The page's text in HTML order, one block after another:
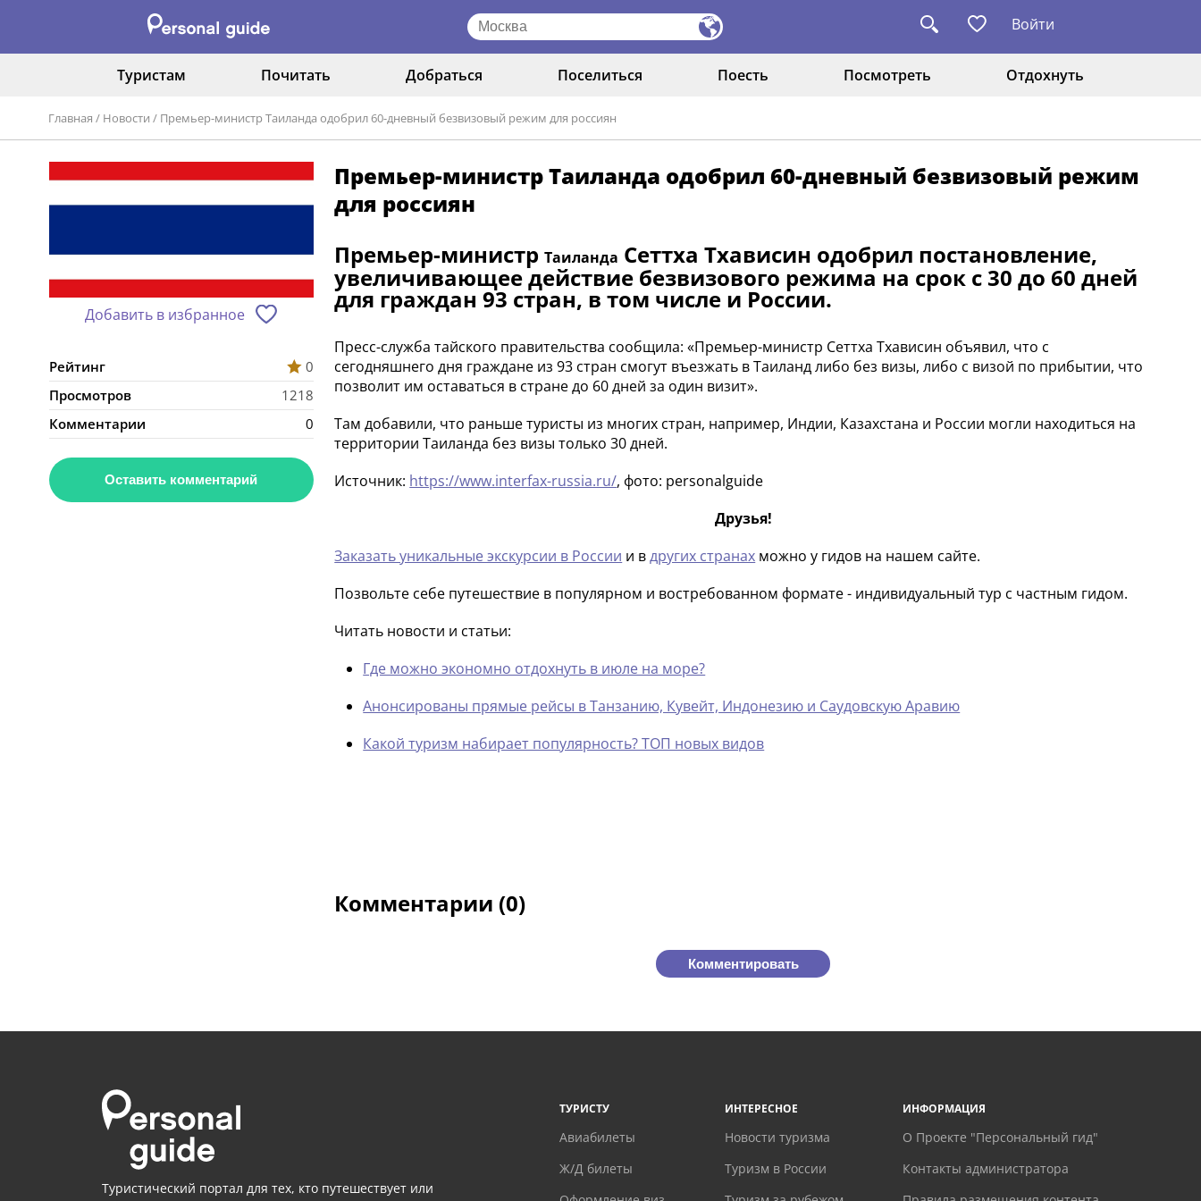
Войти
Туристам Почитать Добраться Поселиться Поесть Посмотреть Отдохнуть
Главная / Новости / Премьер-министр Таиланда одобрил 60-дневный безвизовый режим для россиян
Добавить в избранное
Рейтинг
0
Просмотров
1218
Комментарии
0
Оставить комментарий
Премьер-министр Таиланда одобрил 60-дневный безвизовый режим
для россиян
Премьер-министрТаиланда Сеттха Тхависин одобрил постановление,
увеличивающее действие безвизового режима на срок с 30 до 60 дней
для граждан 93 стран, в том числе и России.
Пресс-служба тайского правительства сообщила: «Премьер-министр Сеттха Тхависин объявил, что с
сегодняшнего дня граждане из 93 стран смогут въезжать в Таиланд либо без визы, либо с визой по прибытии, что
позволит им оставаться в стране до 60 дней за один визит».
Там добавили, что раньше туристы из многих стран, например, Индии, Казахстана и России могли находиться на
территории Таиланда без визы только 30 дней.
Источник: https://www.interfax-russia.ru/, фото: personalguide
Друзья!
Заказать уникальные экскурсии в России и вдругих странах можно у гидов на нашем сайте.
Позвольте себе путешествие в популярном и востребованном формате - индивидуальный тур с частным гидом.
Читать новости и статьи:
Где можно экономно отдохнуть в июле на море?
Анонсированы прямые рейсы в Танзанию, Кувейт, Индонезию и Саудовскую Аравию
Какой туризм набирает популярность? ТОП новых видов
Комментарии (0)
Комментировать
Туристический портал для тех, кто путешествует или
ТУРИСТУ
Авиабилеты
Ж/Д билеты
ИНТЕРЕСНОЕ
Новости туризма
Туризм в России
ИНФОРМАЦИЯ
О Проекте "Персональный гид"
Контакты администратора